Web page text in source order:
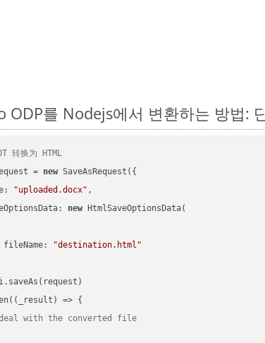
ODP를 Nodejs에서 변환하는 방법:
转换为 HTML
= new SaveAsRequest({
: "uploaded.docx" ,
: new HtmlSaveOptionsData(
fileName:
"destination.html"
( _result ) => {
with the converted file